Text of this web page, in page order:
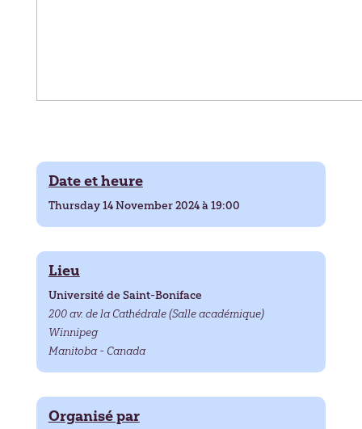
Date et heure
Thursday 14 November 2024 à 19:00
Lieu
Université de Saint-Boniface
200 av. de la Cathédrale (Salle académique)
Winnipeg
Manitoba - Canada
Organisé par